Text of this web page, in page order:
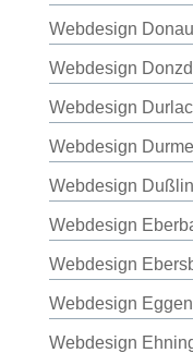
Webdesign
Webdesign
Webdesign
Webdesign
Webdesign
Webdesign
Webdesign
Webdesign
Webdesign